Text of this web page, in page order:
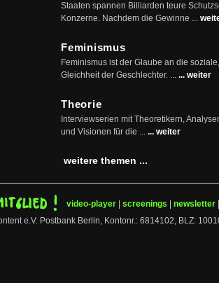
Staaten spannen Billiarden teure
Konzerne. Nachdem die Gewinne ...
Feminismus
Feminismus ist der Glaube an die
Gleichheit der Geschlechter. ... ... weiter
Theorie
Interviewserien mit Theoretikern,
und Visionen für die ... ... weiter
weitere themen ...
video-player screenings newsletter
e.V. Postbank Berlin, Kontonr.: 6814102, BLZ: